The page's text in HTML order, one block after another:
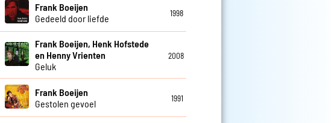
Frank Boeijen
Gedeeld door liefde
1998
Frank Boeijen, Henk Hofstede
en Henny Vrienten
Geluk
2008
Frank Boeijen
Gestolen gevoel
1991